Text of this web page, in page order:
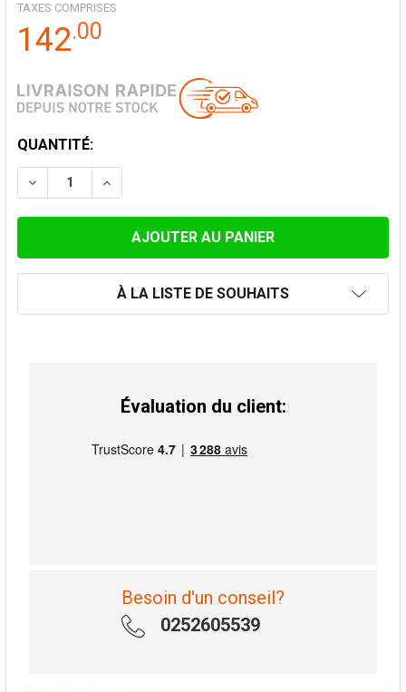
TAXES COMPRISES
142.00
STOCK
ACTUEL:
QUANTITÉ:
DIMINUER LA QUANTITÉ DE COUDE 30° CONVESA
AUGMENTER LA QUANTITÉ DE COUDE 30°
À LA LISTE DE SOUHAITS
Évaluation du client:
Besoin d'un conseil?
0252605539